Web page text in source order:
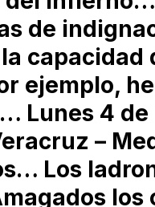
de
ejemplo,
Lunes 4
–
Los
los